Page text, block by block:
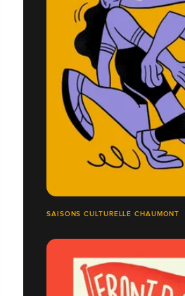
SAISONS CULTURELLE CHAUMONT